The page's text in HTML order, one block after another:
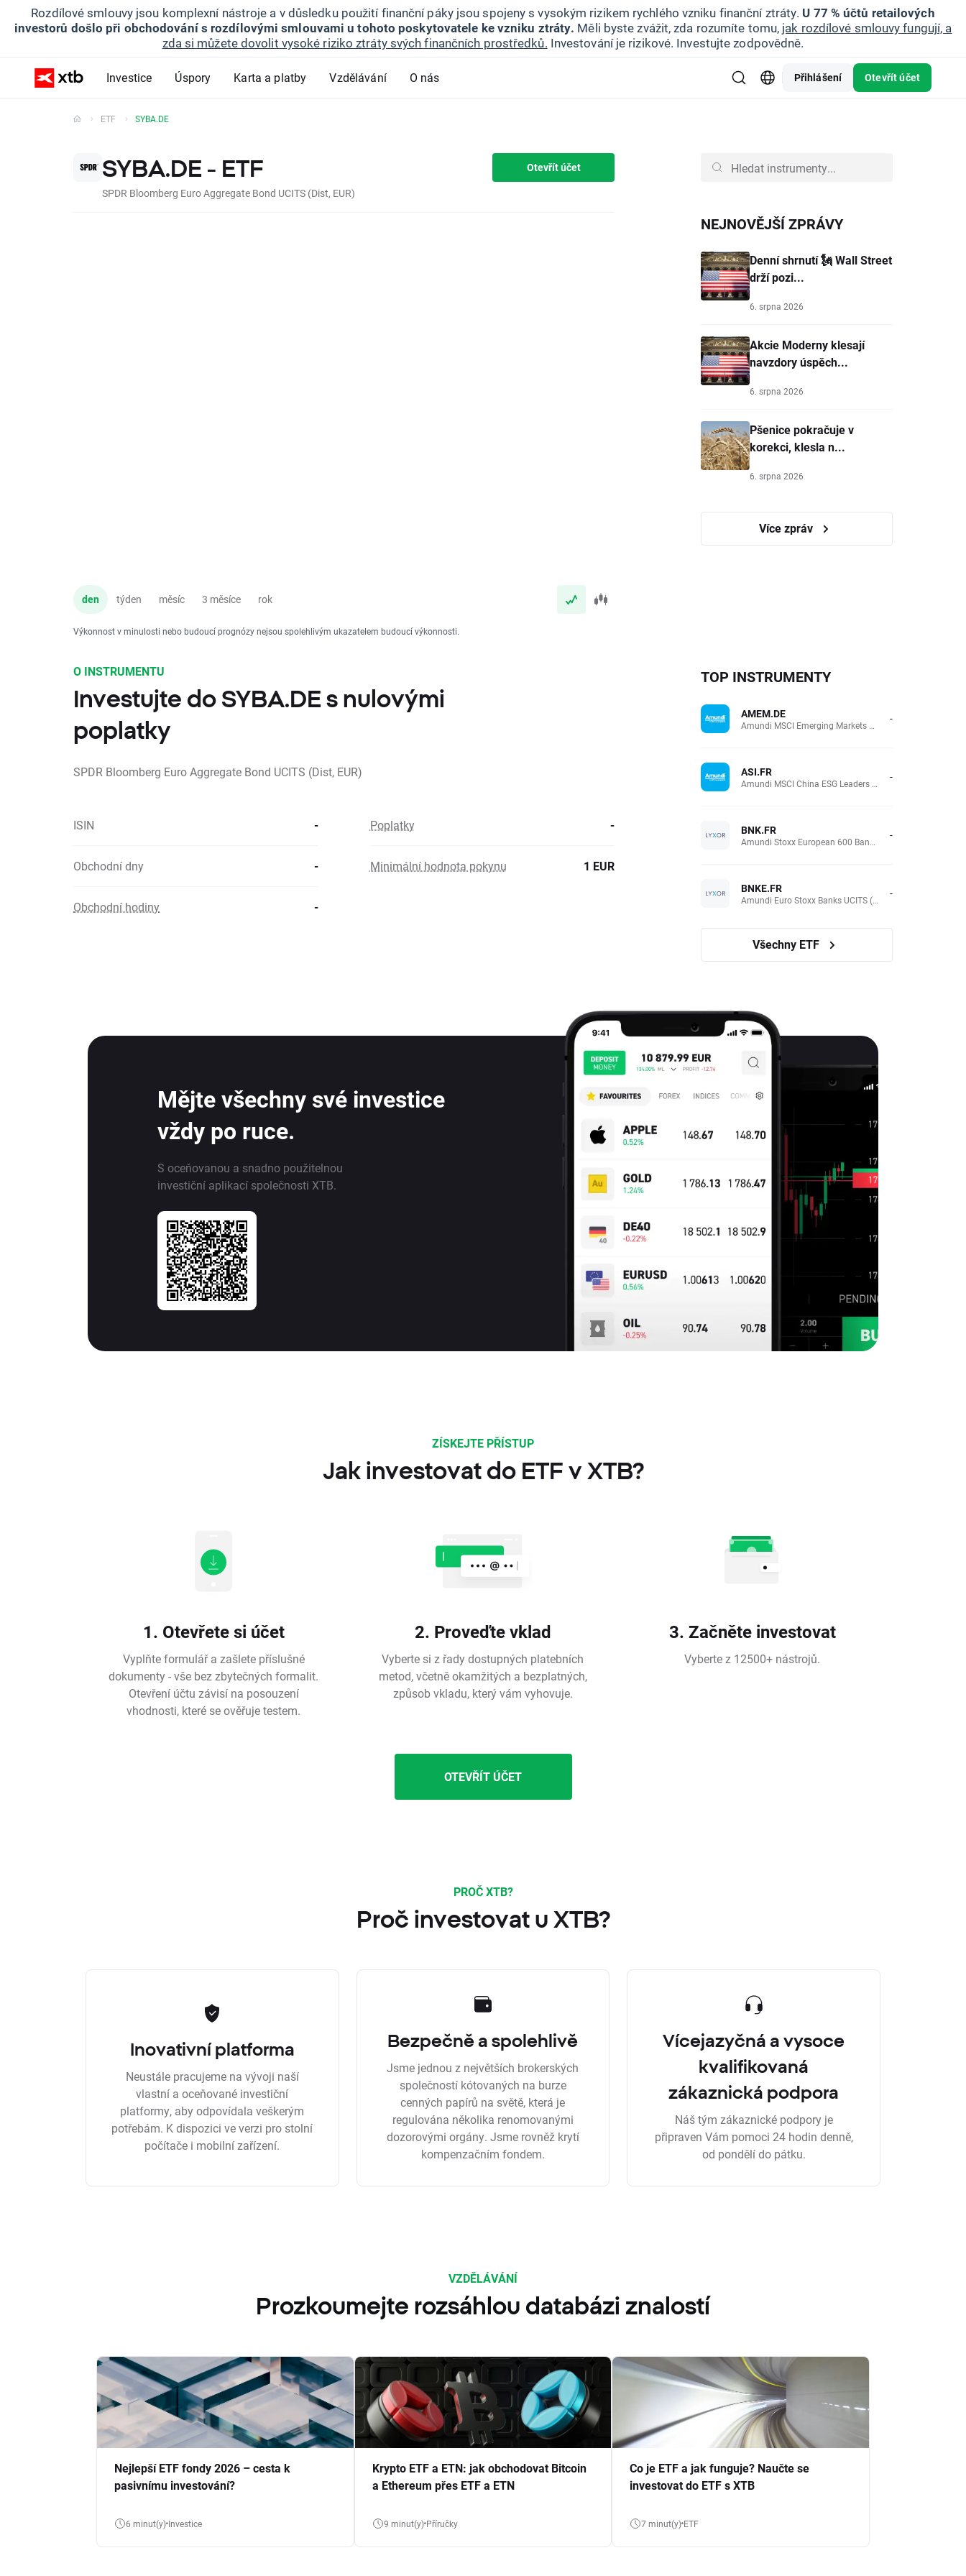
Rozdílové smlouvy jsou komplexní nástroje a v důsledku použití finanční páky jsou spojeny s vysokým rizikem rychlého vzniku finanční ztráty. U 77 % účtů retailových
investorů došlo při obchodování s rozdílovými smlouvami u tohoto poskytovatele ke vzniku ztráty. Měli byste zvážit, zda rozumíte tomu, jak rozdílové smlouvy fungují, a
zda si můžete dovolit vysoké riziko ztráty svých finančních prostředků. Investování je rizikové. Investujte zodpovědně.
Investice Úspory Karta a platby Vzdělávání O nás Přihlášení Otevřít účet
ETF SYBA.DE
SYBA.DE - ETF
SPDR Bloomberg Euro Aggregate Bond UCITS (Dist, EUR)
Otevřít účet
den týden měsíc 3 měsíce rok
Výkonnost v minulosti nebo budoucí prognózy nejsou spolehlivým ukazatelem budoucí výkonnosti.
NEJNOVĚJŠÍ ZPRÁVY
Denní shrnutí 🗽 Wall Street
drží pozi...
6. srpna 2026
Akcie Moderny klesají
navzdory úspěch...
6. srpna 2026
Pšenice pokračuje v
korekci, klesla n...
6. srpna 2026
Více zpráv
O INSTRUMENTU
Investujte do SYBA.DE s nulovými
poplatky
SPDR Bloomberg Euro Aggregate Bond UCITS (Dist, EUR)
ISIN - Poplatky -
Obchodní dny - Minimální hodnota pokynu 1 EUR
Obchodní hodiny -
TOP INSTRUMENTY
AMEM.DE
Amundi MSCI Emerging Markets UCITS (Acc EUR) -
ASI.FR
Amundi MSCI China ESG Leaders Extra (DR) UCITS (Acc EUR) -
BNK.FR
Amundi Stoxx European 600 Banks UCITS(Acc EUR) -
BNKE.FR
Amundi Euro Stoxx Banks UCITS (Acc EUR) -
Všechny ETF
Mějte všechny své investice
vždy po ruce.
S oceňovanou a snadno použitelnou
investiční aplikací společnosti XTB.
ZÍSKEJTE PŘÍSTUP
Jak investovat do ETF v XTB?
1. Otevřete si účet
Vyplňte formulář a zašlete příslušné
dokumenty - vše bez zbytečných formalit.
Otevření účtu závisí na posouzení
vhodnosti, které se ověřuje testem.
2. Proveďte vklad
Vyberte si z řady dostupných platebních
metod, včetně okamžitých a bezplatných,
způsob vkladu, který vám vyhovuje.
3. Začněte investovat
Vyberte z 12500+ nástrojů.
OTEVŘÍT ÚČET
PROČ XTB?
Proč investovat u XTB?
Inovativní platforma
Neustále pracujeme na vývoji naší
vlastní a oceňované investiční
platformy, aby odpovídala veškerým
potřebám. K dispozici ve verzi pro stolní
počítače i mobilní zařízení.
Bezpečně a spolehlivě
Jsme jednou z největších brokerských
společností kótovaných na burze
cenných papírů na světě, která je
regulována několika renomovanými
dozorovými orgány. Jsme rovněž krytí
kompenzačním fondem.
Vícejazyčná a vysoce
kvalifikovaná
zákaznická podpora
Náš tým zákaznické podpory je
připraven Vám pomoci 24 hodin denně,
od pondělí do pátku.
VZDĚLÁVÁNÍ
Prozkoumejte rozsáhlou databázi znalostí
Nejlepší ETF fondy 2026 – cesta k
pasivnímu investování?
6 minut(y) Investice
Krypto ETF a ETN: jak obchodovat Bitcoin
a Ethereum přes ETF a ETN
9 minut(y) Příručky
Co je ETF a jak funguje? Naučte se
investovat do ETF s XTB
7 minut(y) ETF